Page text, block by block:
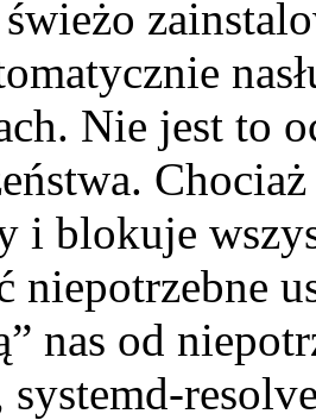
Nie jest to
i blokuje
niepotrzebne
nas od
systemd-